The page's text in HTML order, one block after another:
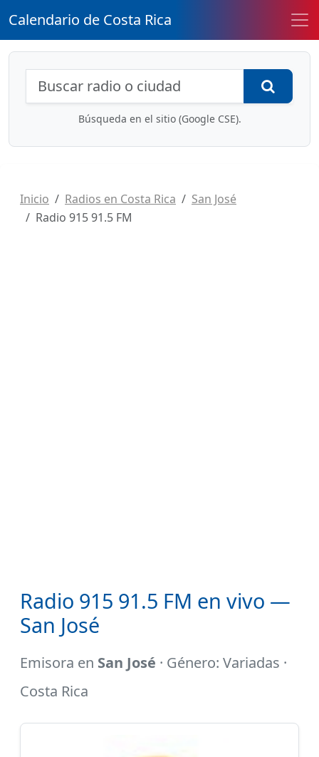
Calendario de Costa Rica
Búsqueda de radios y contenidos
Búsqueda en el sitio (Google CSE).
Inicio Radios en Costa Rica
San José
Radio 915 91.5 FM
Radio 915 91.5 FM en vivo —
San José
Emisora en San José · Género: Variadas ·
Costa Rica